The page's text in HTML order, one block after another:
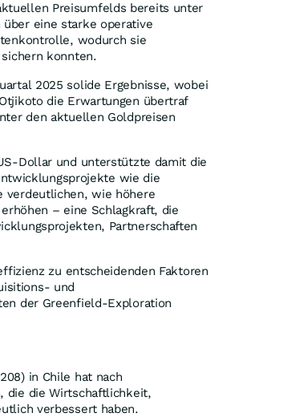
Preisumfelds bereits unter
eine starke operative
wodurch sie
konnten.
2025 solide Ergebnisse, wobei
die Erwartungen übertraf
den aktuellen Goldpreisen
Dollar und unterstützte damit die
wie die
verdeutlichen, wie höhere
– eine Schlagkraft, die
Partnerschaften
zu entscheidenden Faktoren
und
der Greenfield-Exploration
in Chile hat nach
die die Wirtschaftlichkeit,
verbessert haben.